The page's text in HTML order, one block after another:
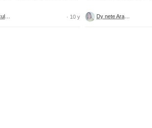
· 10 y